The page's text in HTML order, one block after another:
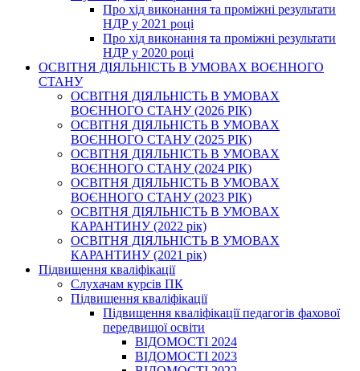
Про хід виконання та проміжні результати
НДР у 2021 році
Про хід виконання та проміжні результати
НДР у 2020 році
ОСВІТНЯ ДІЯЛЬНІСТЬ В УМОВАХ ВОЄННОГО
СТАНУ
ОСВІТНЯ ДІЯЛЬНІСТЬ В УМОВАХ
ВОЄННОГО СТАНУ (2026 РІК)
ОСВІТНЯ ДІЯЛЬНІСТЬ В УМОВАХ
ВОЄННОГО СТАНУ (2025 РІК)
ОСВІТНЯ ДІЯЛЬНІСТЬ В УМОВАХ
ВОЄННОГО СТАНУ (2024 РІК)
ОСВІТНЯ ДІЯЛЬНІСТЬ В УМОВАХ
ВОЄННОГО СТАНУ (2023 РІК)
ОСВІТНЯ ДІЯЛЬНІСТЬ В УМОВАХ
КАРАНТИНУ (2022 рік)
ОСВІТНЯ ДІЯЛЬНІСТЬ В УМОВАХ
КАРАНТИНУ (2021 рік)
Підвищення кваліфікації
Слухачам курсів ПК
Підвищення кваліфікації
Підвищення кваліфікації педагогів фахової
передвищої освіти
ВІДОМОСТІ 2024
ВІДОМОСТІ 2023